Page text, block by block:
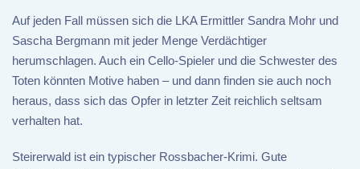
Auf jeden Fall müssen sich die LKA Ermittler Sandra Mohr und
Sascha Bergmann mit jeder Menge Verdächtiger
herumschlagen. Auch ein Cello-Spieler und die Schwester des
Toten könnten Motive haben – und dann finden sie auch noch
heraus, dass sich das Opfer in letzter Zeit reichlich seltsam
verhalten hat.
Steirerwald ist ein typischer Rossbacher-Krimi. Gute